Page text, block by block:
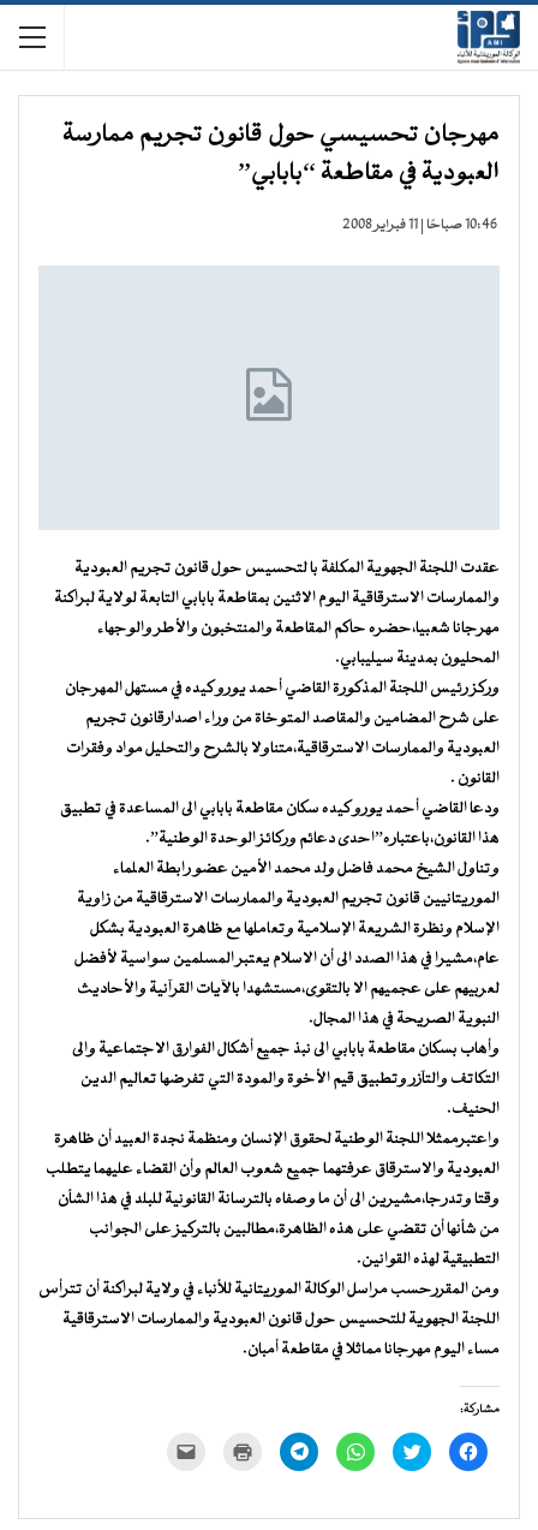
مهرجان تحسيسي حول قانون تجريم ممارسة
العبودية في مقاطعة “بابابي”
10:46 صباحًا | 11 فبراير 2008
عقدت اللجنة الجهوية المكلفة با لتحسيس حول قانون تجريم العبودية
والممارسات الاسترقاقية اليوم الاثنين بمقاطعة بابابي التابعة لولاية لبراكنة
مهرجانا شعبيا،حضره حاكم المقاطعة والمنتخبون والأطر والوجهاء
المحليون بمدينة سيليبابي.
وركز رئيس اللجنة المذكورة القاضي أحمد يورو كيده في مستهل المهرجان
على شرح المضامين والمقاصد المتوخاة من وراء اصدارقانون تجريم
العبودية والممارسات الاسترقاقية،متناولا بالشرح والتحليل مواد وفقرات
القانون .
ودعا القاضي أحمد يورو كيده سكان مقاطعة بابابي الى المساعدة في تطبيق
هذا القانون،باعتباره”احدى دعائم وركائز الوحدة الوطنية”.
وتناول الشيخ محمد فاضل ولد محمد الأمين عضو رابطة العلماء
الموريتانيين قانون تجريم العبودية والممارسات الاسترقاقية من زاوية
الإسلام ونظرة الشريعة الإسلامية وتعاملها مع ظاهرة العبودية بشكل
عام،مشيرا في هذا الصدد الى أن الاسلام يعتبر المسلمين سواسية لأفضل
لعربيهم على عجميهم الا بالتقوى،مستشهدا بالآيات القرآنية والأحاديث
النبوية الصريحة في هذا المجال.
وأهاب بسكان مقاطعة بابابي الى نبذ جميع أشكال الفوارق الاجتماعية والى
التكاتف والتآزر وتطبيق قيم الأخوة والمودة التي تفرضها تعاليم الدين
الحنيف.
واعتبرممثلا اللجنة الوطنية لحقوق الإنسان ومنظمة نجدة العبيد أن ظاهرة
العبودية والاسترقاق عرفتهما جميع شعوب العالم وأن القضاء عليهما يتطلب
وقتا وتدرجا،مشيرين الى أن ما وصفاه بالترسانة القانونية للبلد في هذا الشأن
من شأنها أن تقضي على هذه الظاهرة،مطالبين بالتركيز على الجوانب
التطبيقية لهذه القوانين.
ومن المقررحسب مراسل الوكالة الموريتانية للأنباء في ولاية لبراكنة أن تترأس
اللجنة الجهوية للتحسيس حول قانون العبودية والممارسات الاسترقاقية
مساء اليوم مهرجانا مماثلا في مقاطعة أمبان.
مشاركة:
انقر
للمشاركة
في
اضغط
للمشاركة
في
انقر
للمشاركة
في
انقر
للمشاركة
في
للطباعة
جديدة) الإلكتروني